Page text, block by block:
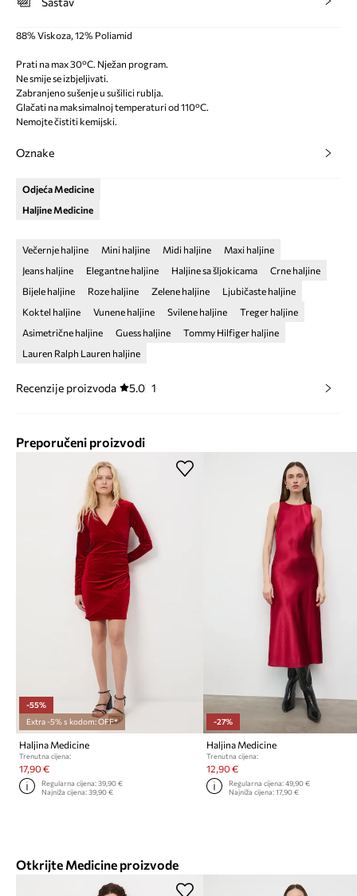
88% Viskoza, 12% Poliamid
Prati na max 30°C. Nježan program.
Ne smije se izbjeljivati.
Zabranjeno sušenje u sušilici rublja.
Glačati na maksimalnoj temperaturi od 110°C.
Nemojte čistiti kemijski.
Oznake
Odjeća Medicine
Haljine Medicine
Večernje haljine Mini haljine Midi haljine
Maxi haljine
Jeans haljine
Elegantne haljine Haljine sa šljokicama
Crne haljine
Bijele haljine
Roze haljine Zelene haljine
Ljubičaste haljine
Koktel haljine
Vunene haljine Svilene haljine
Treger haljine
Asimetrične haljine
Guess haljine
Tommy Hilfiger haljine
Lauren Ralph Lauren haljine
Recenzije proizvoda 5.0 1
Preporučeni proizvodi
-55%
Extra -5% s kodom: OFF*
Haljina Medicine
Trenutna cijena:
17,90 €
Regularna cijena:39,90 €
Najniža cijena:39,90 €
-27%
Haljina Medicine
Trenutna cijena:
12,90 €
Regularna cijena: 49,90 €
Najniža cijena: 17,90 €
Otkrijte Medicine proizvode